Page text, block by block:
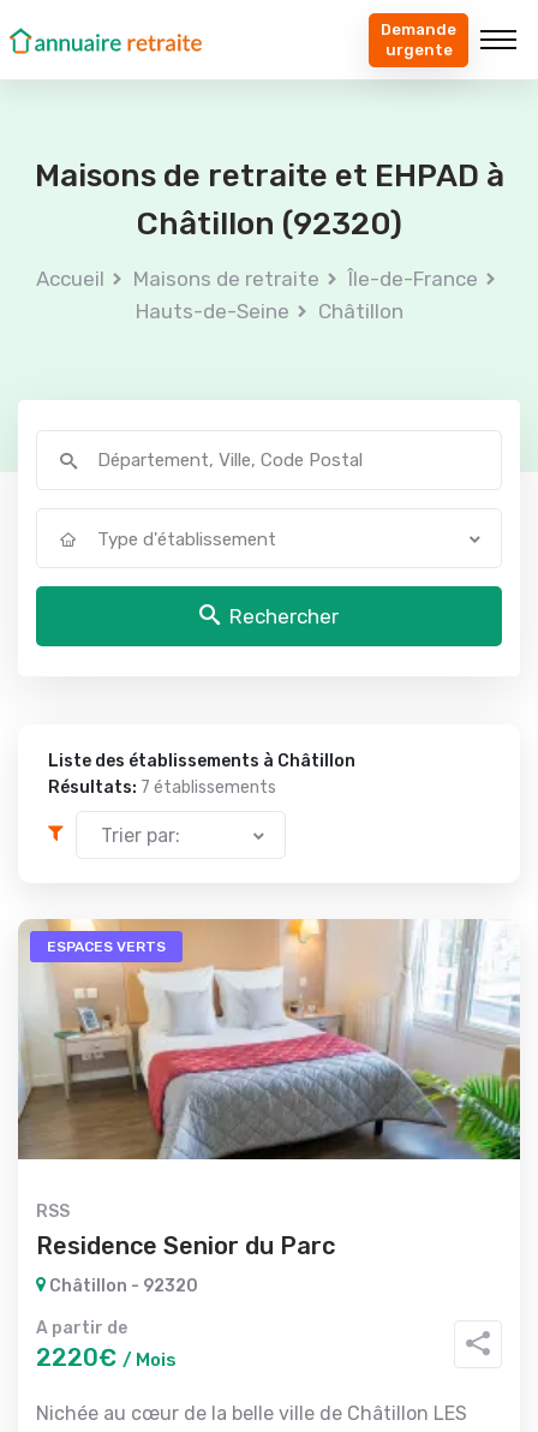
Demande
urgente
Maisons de retraite et EHPAD à
Châtillon (92320)
Accueil Maisons de retraite
Île-de-France
Hauts-de-Seine
Châtillon
Type d'établissement
Rechercher
Liste des établissements à Châtillon
Résultats: 7 établissements
Trier par:
ESPACES VERTS
RSS
Residence Senior du Parc
Châtillon - 92320
A partir de
2220€ / Mois
Nichée au cœur de la belle ville de Châtillon LES